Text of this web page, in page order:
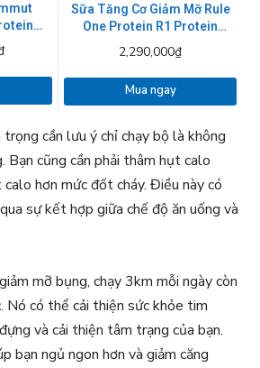
Sữa Tăng Cơ Giảm Mỡ Rule
One Protein R1 Protein
2,290,000₫
Mua ngay
trọng cần lưu ý chỉ chạy bộ là không
Bạn cũng cần phải thâm hụt calo
hơn mức đốt cháy. Điều này có
sự kết hợp giữa chế độ ăn uống và
mỡ bụng, chạy 3km mỗi ngày còn
Nó có thể cải thiện sức khỏe tim
và cải thiện tâm trạng của bạn.
bạn ngủ ngon hơn và giảm căng